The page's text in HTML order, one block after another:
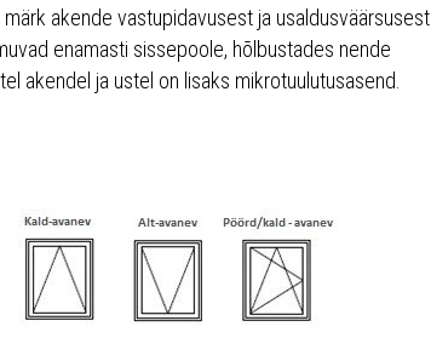
akende vastupidavusest ja usaldusväärsusest.
enamasti sissepoole, hõlbustades nende
akendel ja ustel on lisaks mikrotuulutusasend.